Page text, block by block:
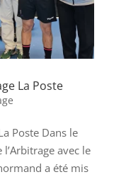
La Poste
Poste Dans le
avec le
a été mis